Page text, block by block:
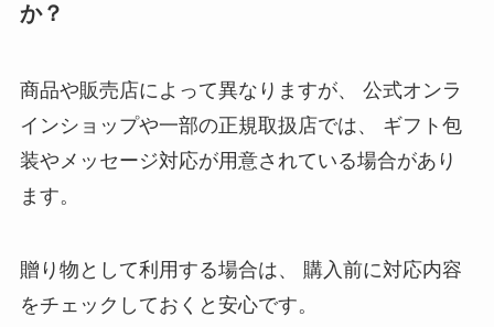
か？
商品や販売店によって異なりますが、 公式オンラ
インショップや一部の正規取扱店では、 ギフト包
装やメッセージ対応が用意されている場合があり
ます。
贈り物として利用する場合は、 購入前に対応内容
をチェックしておくと安心です。